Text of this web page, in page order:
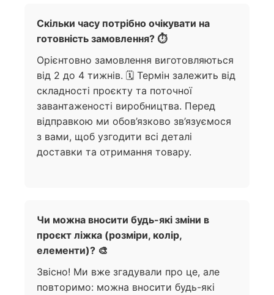
Скільки часу потрібно очікувати на
готовність замовлення? ⏱️
Орієнтовно замовлення виготовляються
від 2 до 4 тижнів. 🗓️ Термін залежить від
складності проєкту та поточної
завантаженості виробництва. Перед
відправкою ми обов’язково зв’язуємося
з вами, щоб узгодити всі деталі
доставки та отримання товару.
Чи можна вносити будь-які зміни в
проєкт ліжка (розміри, колір,
елементи)? 🎨
Звісно! Ми вже згадували про це, але
повторимо: можна вносити будь-які